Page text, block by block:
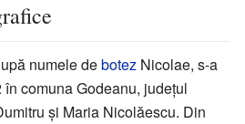
numele debotez Nicolae, s-a
în comuna Godeanu, județul
și Maria Nicolăescu. Din